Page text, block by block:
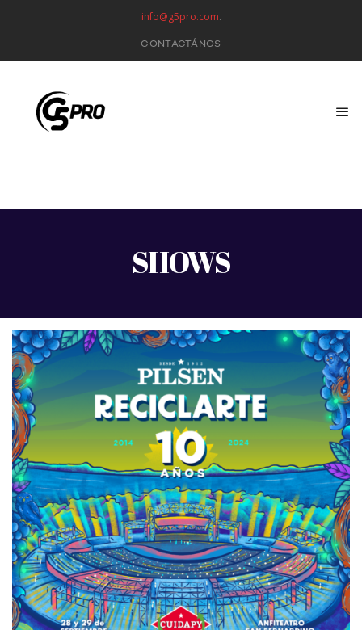
info@g5pro.com.
CONTACTÁNOS
SHOWS